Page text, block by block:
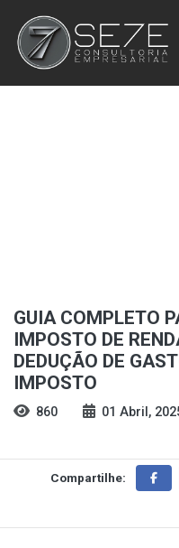
GUIA COMPLETO
IMPOSTO DE
DEDUÇÃO DE
IMPOSTO
860 01 Abril,
Compartilhe: